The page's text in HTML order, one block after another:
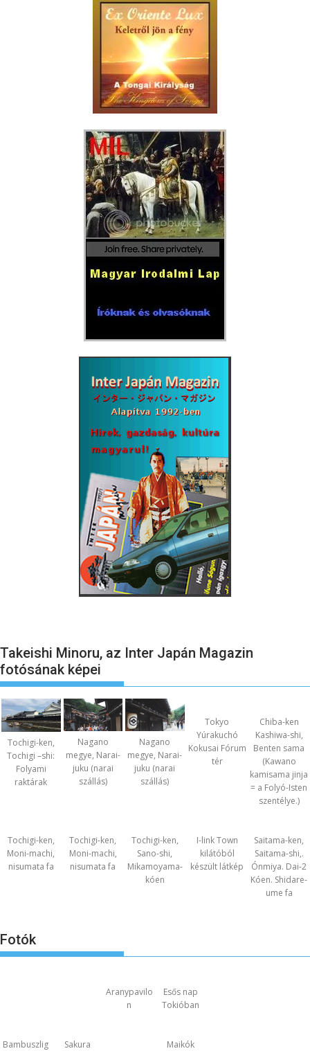
Takeishi Minoru, az Inter Japán Magazin
fotósának képei
Tochigi-ken,
Tochigi –shi:
Folyami
raktárak
Nagano
megye, Narai-
juku (narai
szállás)
Nagano
megye, Narai-
juku (narai
szállás)
Tokyo
Yúrakuchó
Kokusai Fórum
tér
Chiba-ken
Kashiwa-shi,
Benten sama
(Kawano
kamisama jinja
= a Folyó-Isten
szentélye.)
Tochigi-ken,
Moni-machi,
nisumata fa
Tochigi-ken,
Moni-machi,
nisumata fa
Tochigi-ken,
Sano-shi,
Mikamoyama-
kóen
I-link Town
kilátóból
készült látkép
Saitama-ken,
Saitama-shi,.
Ónmiya. Dai-2
Kóen. Shidare-
ume fa
Fotók
Aranypavilo
n
Esős nap
Tokióban
Bambuszlig
Sakura
Maikók